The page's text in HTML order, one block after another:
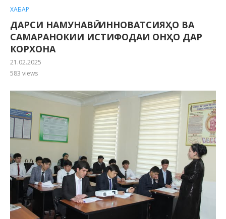
ХАБАР
ДАРСИ НАМУНАВӢ: ИННОВАТСИЯҲО ВА
САМАРАНОКИИ ИСТИФОДАИ ОНҲО ДАР
КОРХОНА
21.02.2025
583 views